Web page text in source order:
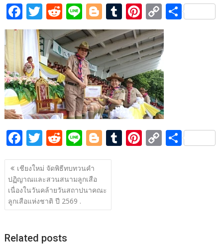
F
ac
e
b
o
o
k
T
w
itt
er
R
e
d
di
t
Li
n
e
Bl
o
g
g
er
T
u
m
bl
r
Pi
nt
er
e
st
C
o
p
y
Li
n
k
S
F
ac
e
b
o
o
k
T
w
itt
er
R
e
d
di
t
Li
n
e
Bl
o
g
T Pi C S
แนะแนว
เรื่อง
เชียงใหม่ จัดพิธีทบทวนคำ
ปฏิญาณและสวนสนามลูกเสือ
เนื่องในวันคล้ายวันสถาปนาคณะ
ลูกเสือแห่งชาติ ปี 2569 .
Related posts